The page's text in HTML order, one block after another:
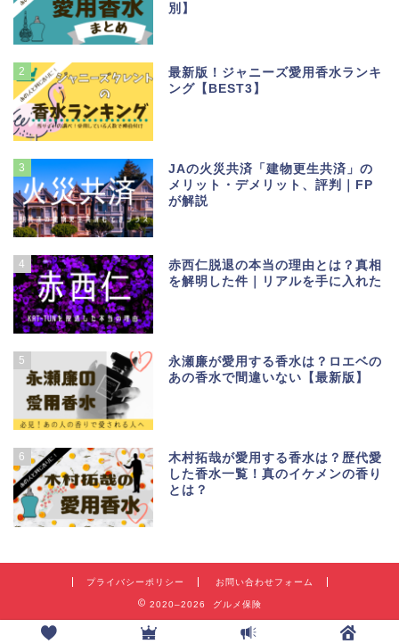
別】
2
最新版！ジャニーズ愛用香水ランキ
ング【BEST3】
3
JAの火災共済「建物更生共済」の
メリット・デメリット、評判｜FP
が解説
4
赤西仁脱退の本当の理由とは？真相
を解明した件｜リアルを手に入れた
5
永瀬廉が愛用する香水は？ロエベの
あの香水で間違いない【最新版】
6
木村拓哉が愛用する香水は？歴代愛
した香水一覧！真のイケメンの香り
とは？
プライバシーポリシー お問い合わせフォーム
2020–2026 グルメ保険